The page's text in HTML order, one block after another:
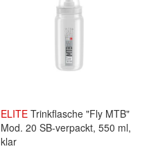
ELITE Trinkflasche "Fly MTB"
Mod. 20 SB-verpackt, 550 ml,
klar